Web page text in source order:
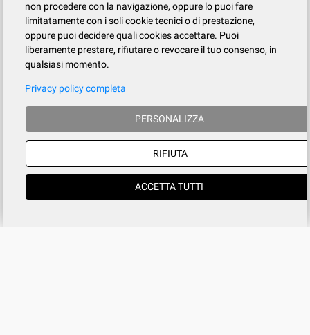
non procedere con la navigazione, oppure lo puoi fare
limitatamente con i soli cookie tecnici o di prestazione,
oppure puoi decidere quali cookies accettare. Puoi
liberamente prestare, rifiutare o revocare il tuo consenso, in
qualsiasi momento.
Privacy policy completa
PERSONALIZZA
RIFIUTA
ACCETTA TUTTI